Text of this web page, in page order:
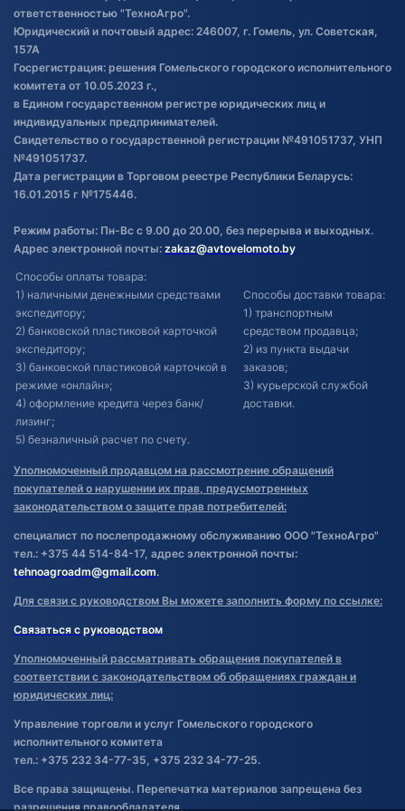
Обработка файлов cookie
Постановка транспорта на учет
Обновления в ЭПТС 2024
ответственностью "ТехноАгро".
Юридический и почтовый адрес: 246007, г. Гомель, ул. Советская,
157А
Госрегистрация: решения Гомельского городского исполнительного
комитета от 10.05.2023 г.,
в Едином государственном регистре юридических лиц и
индивидуальных предпринимателей.
Свидетельство о государственной регистрации №491051737, УНП
№491051737.
Дата регистрации в Торговом реестре Республики Беларусь:
16.01.2015 г №175446.
Режим работы: Пн-Вс с 9.00 до 20.00, без перерыва и выходных.
Адрес электронной почты: zakaz@avtovelomoto.by
Способы оплаты товара:
1) наличными денежными средствами
экспедитору;
2) банковской пластиковой карточкой
экспедитору;
3) банковской пластиковой карточкой в
режиме «онлайн»;
4) оформление кредита через банк/
лизинг;
5) безналичный расчет по счету.
Способы доставки товара:
1) транспортным
средством продавца;
2) из пункта выдачи
заказов;
3) курьерской службой
доставки.
Уполномоченный продавцом на рассмотрение обращений
покупателей о нарушении их прав, предусмотренных
законодательством о защите прав потребителей:
специалист по послепродажному обслуживанию ООО "ТехноАгро"
тел.: +375 44 514-84-17, адрес электронной почты:
tehnoagroadm@gmail.com.
Для связи с руководством Вы можете заполнить форму по ссылке:
Связаться с руководством
Уполномоченный рассматривать обращения покупателей в
соответствии с законодательством об обращениях граждан и
юридических лиц:
Управление торговли и услуг Гомельского городского
исполнительного комитета
тел.: +375 232 34-77-35, +375 232 34-77-25.
Все права защищены. Перепечатка материалов запрещена без
разрешения правообладателя.